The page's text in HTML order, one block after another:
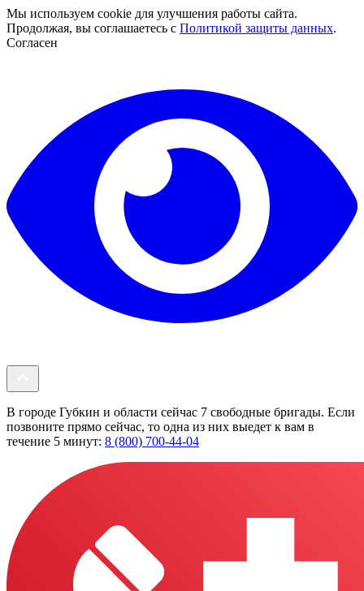
Мы используем cookie для улучшения работы сайта.
Продолжая, вы соглашаетесь с Политикой защиты данных.
Согласен
В городе Губкин и области сейчас 7 свободные бригады. Если
позвоните прямо сейчас, то одна из них выедет к вам в
течение 5 минут: 8 (800) 700-44-04